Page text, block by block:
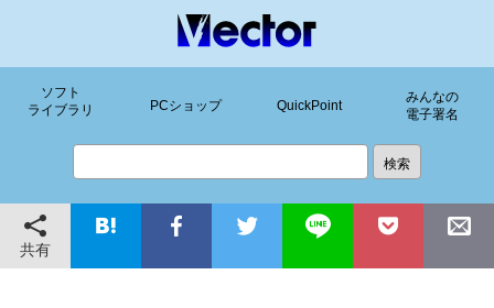
ソフト
ライブラリ
PCショップ QuickPoint
みんなの
電子署名
共有